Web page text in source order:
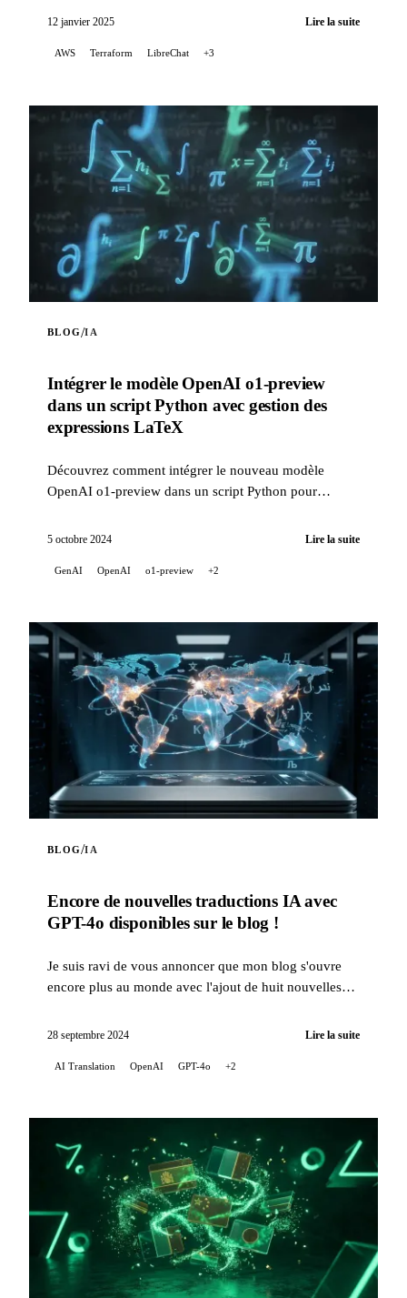
changement...
12 janvier 2025 Lire la suite
AWS Terraform LibreChat +3
BLOG/IA
Intégrer le modèle OpenAI o1-preview
dans un script Python avec gestion des
expressions LaTeX
Découvrez comment intégrer le nouveau modèle
OpenAI o1-preview dans un script Python pour
vous pe...
5 octobre 2024 Lire la suite
GenAI OpenAI o1-preview +2
BLOG/IA
Encore de nouvelles traductions IA avec
GPT-4o disponibles sur le blog !
Je suis ravi de vous annoncer que mon blog s'ouvre
encore plus au monde avec l'ajout de huit nouvelles
artic...
28 septembre 2024 Lire la suite
AI Translation OpenAI GPT-4o +2